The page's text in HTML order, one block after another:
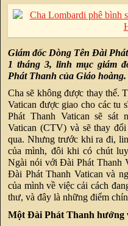
Giám đốc Dòng Tên Đài
1 tháng 3, linh mục giám
Phát Thanh của Giáo hoàng.
Cha sẽ không được thay thế.
Vatican được giao cho các tu
Phát Thanh Vatican sẽ sát
Vatican (CTV) và sẽ thay
qua. Nhưng trước khi ra đi,
của mình, đôi khi có chút
Ngài nói với Đài Phát Thanh
Đài Phát Thanh Vatican và
của mình về việc cải cách
thư, và đây là những điểm
Một Đài Phát Thanh hướng